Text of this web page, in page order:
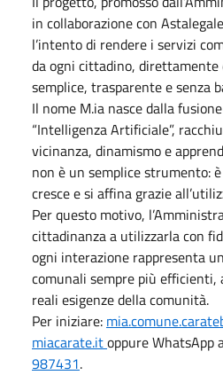
in collaborazione con
l’intento di rendere i servizi
da ogni cittadino, direttamente
semplice, trasparente e senza
Il nome M.ia nasce dalla
“Intelligenza Artificiale”,
vicinanza, dinamismo e
non è un semplice strumento:
cresce e si affina grazie
Per questo motivo,
cittadinanza a utilizzarla con
ogni interazione rappresenta
comunali sempre più efficienti,
reali esigenze della comunità.
Per iniziare:
miacarate.itoppure WhatsApp
987431.